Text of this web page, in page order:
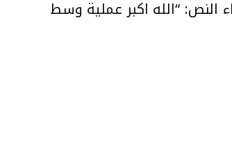
النص: “الله اكبر عملية وسط